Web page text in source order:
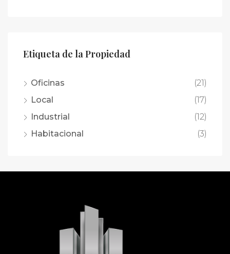
Etiqueta de la Propiedad
Oficinas
(21)
Local
(17)
Industrial
(12)
Habitacional
(3)